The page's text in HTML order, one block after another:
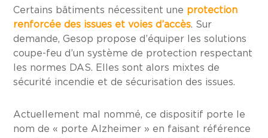
Certains bâtiments nécessitent une protection
renforcée des issues et voies d’accès. Sur
demande, Gesop propose d’équiper les solutions
coupe-feu d’un système de protection respectant
les normes DAS. Elles sont alors mixtes de
sécurité incendie et de sécurisation des issues.
Actuellement mal nommé, ce dispositif porte le
nom de « porte Alzheimer » en faisant référence